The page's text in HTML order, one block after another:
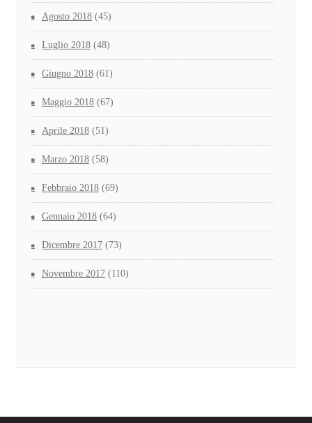
Agosto 2018 (45)
Luglio 2018 (48)
Giugno 2018 (61)
Maggio 2018 (67)
Aprile 2018 (51)
Marzo 2018 (58)
Febbraio 2018 (69)
Gennaio 2018 (64)
Dicembre 2017 (73)
Novembre 2017 (110)